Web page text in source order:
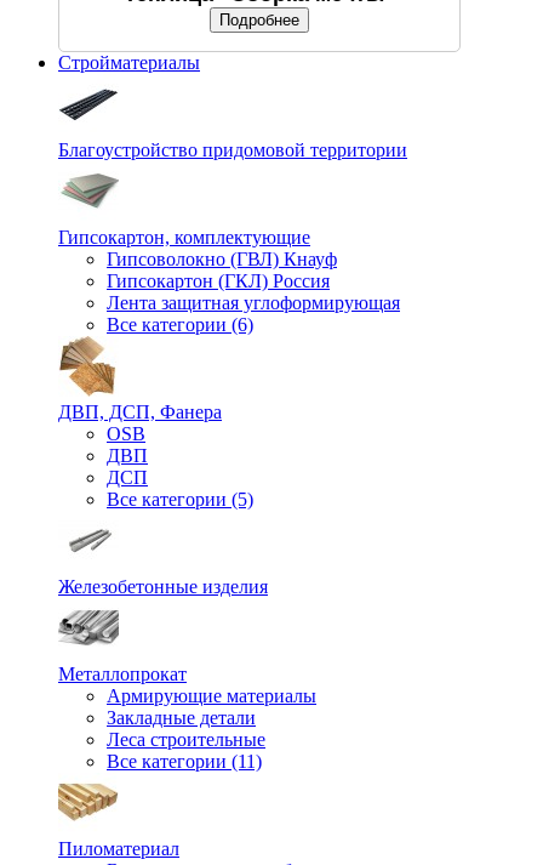
Подробнее
Стройматериалы
Благоустройство придомовой территории
Гипсокартон, комплектующие
Гипсоволокно (ГВЛ) Кнауф
Гипсокартон (ГКЛ) Россия
Лента защитная углоформирующая
Все категории (6)
ДВП, ДСП, Фанера
OSB
ДВП
ДСП
Все категории (5)
Железобетонные изделия
Металлопрокат
Армирующие материалы
Закладные детали
Леса строительные
Все категории (11)
Пиломатериал